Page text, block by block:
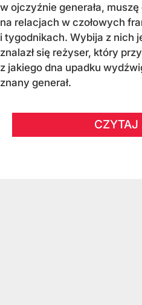
w ojczyźnie generała,
na relacjach w czołowych
i tygodnikach. Wybija z nich
znalazł się reżyser, który
z jakiego dna upadku
znany generał.
CZYTAJ